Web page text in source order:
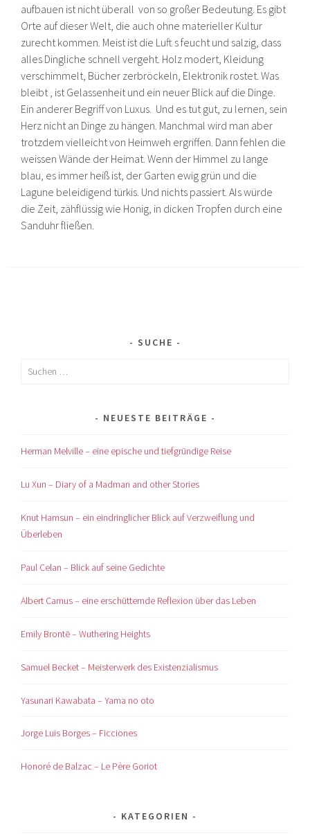
aufbauen ist nicht überall von so großer Bedeutung. Es gibt
Orte auf dieser Welt, die auch ohne materieller Kultur
zurecht kommen. Meist ist die Luft s feucht und salzig, dass
alles Dingliche schnell vergeht. Holz modert, Kleidung
verschimmelt, Bücher zerbröckeln, Elektronik rostet. Was
bleibt , ist Gelassenheit und ein neuer Blick auf die Dinge.
Ein anderer Begriff von Luxus. Und es tut gut, zu lernen, sein
Herz nicht an Dinge zu hängen. Manchmal wird man aber
trotzdem vielleicht von Heimweh ergriffen. Dann fehlen die
weissen Wände der Heimat. Wenn der Himmel zu lange
blau, es immer heiß ist, der Garten ewig grün und die
Lagune beleidigend türkis. Und nichts passiert. Als würde
die Zeit, zähflüssig wie Honig, in dicken Tropfen durch eine
Sanduhr fließen.
SUCHE
Suchen
NEUESTE BEITRÄGE
Herman Melville – eine epische und tiefgründige Reise
Lu Xun – Diary of a Madman and other Stories
Knut Hamsun – ein eindringlicher Blick auf Verzweiflung und
Überleben
Paul Celan – Blick auf seine Gedichte
Albert Camus – eine erschütternde Reflexion über das Leben
Emily Brontë – Wuthering Heights
Samuel Becket – Meisterwerk des Existenzialismus
Yasunari Kawabata – Yama no oto
Jorge Luis Borges – Ficciones
Honoré de Balzac – Le Père Goriot
KATEGORIEN